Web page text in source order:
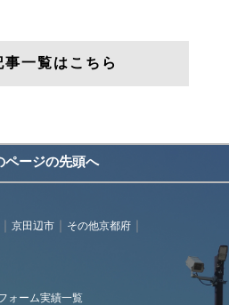
事一覧はこちら
ページの先頭へ
京田辺市
その他京都府
ォーム実績一覧